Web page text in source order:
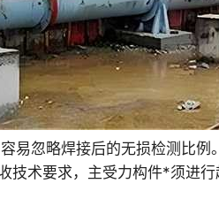
易忽略焊接后的无损检测比例
技术要求，主受力构件*须进